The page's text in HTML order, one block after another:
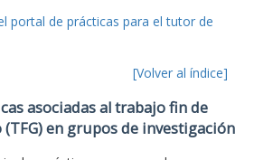
portal de prácticas para el tutor de
[Volver al índice]
asociadas al trabajo fin de
(TFG) en grupos de investigación